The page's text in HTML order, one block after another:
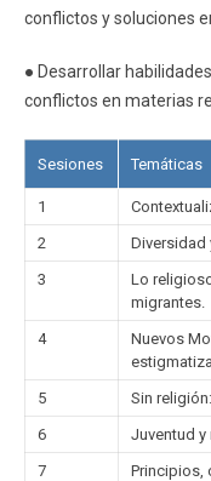
conflictos y soluciones
● Desarrollar
conflictos en materias
Sesiones Temáticas
1
2
Diversidad
3
Lo
migrantes.
4
Nuevos
5
Sin
6
Juventud y
7
Principios,